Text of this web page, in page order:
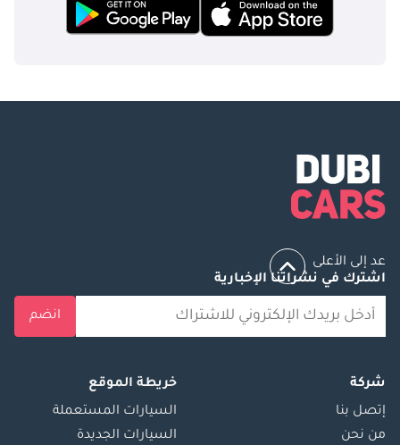
عد إلى الأعلى
اشترك في نشراتنا الإخبارية
انضم
شركة
إتصل بنا
من نحن
خريطة الموقع
السيارات المستعملة
السيارات الجديدة